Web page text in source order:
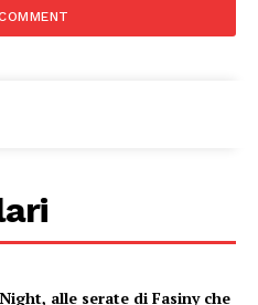
alle serate di Fasiny che